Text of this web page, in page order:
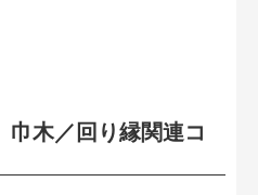
木／回り縁関連コ